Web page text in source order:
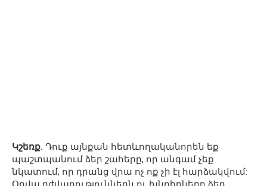
Կշեռք. Դուք այնքան հետևողականորեն եք
պաշտպանում ձեր շահերը, որ անգամ չեք
նկատում, որ դրանց վրա ոչ ոք չի էլ հարձակվում: